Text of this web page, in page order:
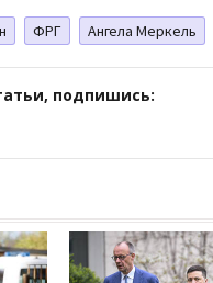
ФРГ Ангела Меркель
подпишись: